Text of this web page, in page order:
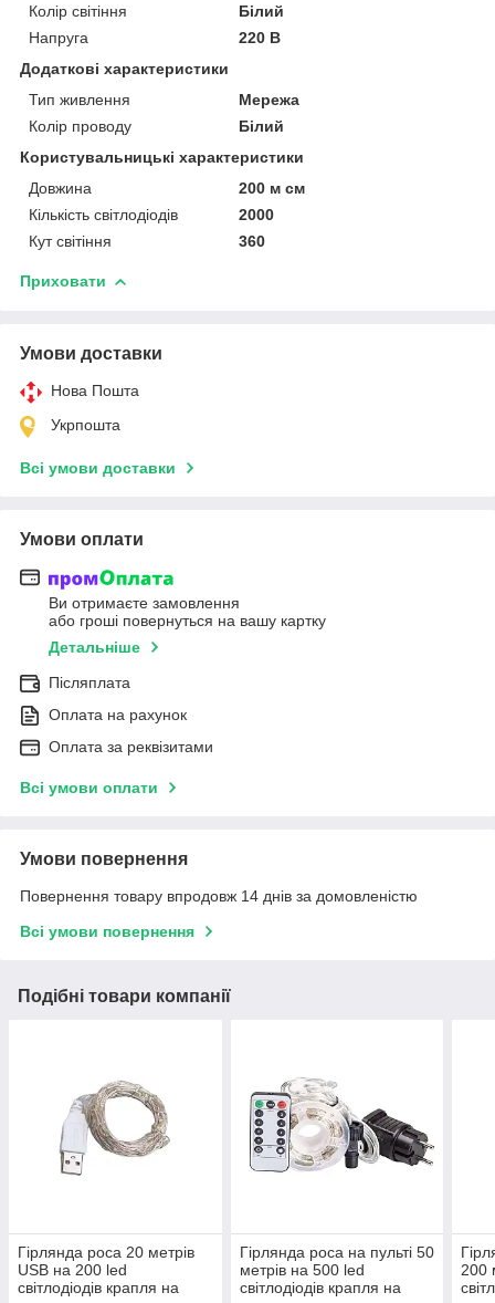
Колір світіння
Білий
Напруга
220 В
Додаткові характеристики
Тип живлення
Мережа
Колір проводу
Білий
Користувальницькі характеристики
Довжина
200 м см
Кількість світлодіодів
2000
Кут світіння
360
Приховати
Умови доставки
Нова Пошта
Укрпошта
Всі умови доставки
Умови оплати
Ви отримаєте замовлення
або гроші повернуться на вашу картку
Детальніше
Післяплата
Оплата на рахунок
Оплата за реквізитами
Всі умови оплати
Умови повернення
Повернення товару впродовж 14 днів за домовленістю
Всі умови повернення
Подібні товари компанії
Гірлянда роса 20 метрів
USB на 200 led
світлодіодів крапля на
Гірлянда роса на пульті 50
метрів на 500 led
світлодіодів крапля на
200